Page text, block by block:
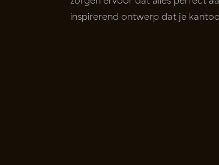
inspirerend ontwerp dat je